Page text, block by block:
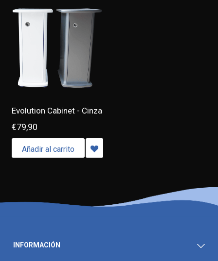
Evolution Cabinet - Cinza
€79,90
Añadir al carrito
INFORMACIÓN